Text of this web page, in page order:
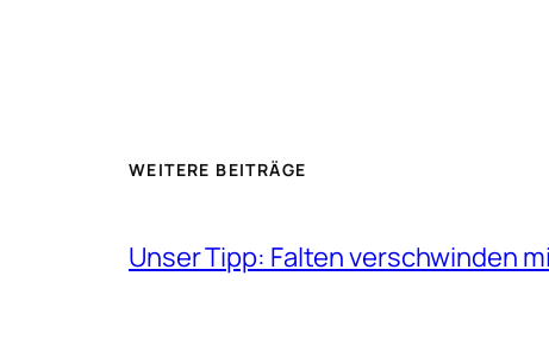
WEITERE BEITRÄGE
Unser Tipp: Falten verschwinden